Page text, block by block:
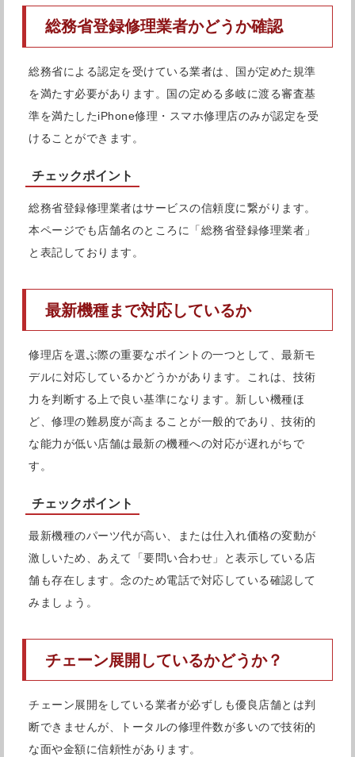
総務省登録修理業者かどうか確認
総務省による認定を受けている業者は、国が定めた規準
を満たす必要があります。国の定める多岐に渡る審査基
準を満たしたiPhone修理・スマホ修理店のみが認定を受
けることができます。
チェックポイント
総務省登録修理業者はサービスの信頼度に繋がります。
本ページでも店舗名のところに「総務省登録修理業者」
と表記しております。
最新機種まで対応しているか
修理店を選ぶ際の重要なポイントの一つとして、最新モ
デルに対応しているかどうかがあります。これは、技術
力を判断する上で良い基準になります。新しい機種ほ
ど、修理の難易度が高まることが一般的であり、技術的
な能力が低い店舗は最新の機種への対応が遅れがちで
す。
チェックポイント
最新機種のパーツ代が高い、または仕入れ価格の変動が
激しいため、あえて「要問い合わせ」と表示している店
舗も存在します。念のため電話で対応している確認して
みましょう。
チェーン展開しているかどうか？
チェーン展開をしている業者が必ずしも優良店舗とは判
断できませんが、トータルの修理件数が多いので技術的
な面や金額に信頼性があります。